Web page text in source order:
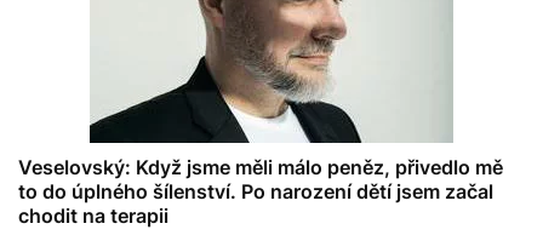
Veselovský: Když jsme měli málo peněz, přivedlo mě
to do úplného šílenství. Po narození dětí jsem začal
chodit na terapii